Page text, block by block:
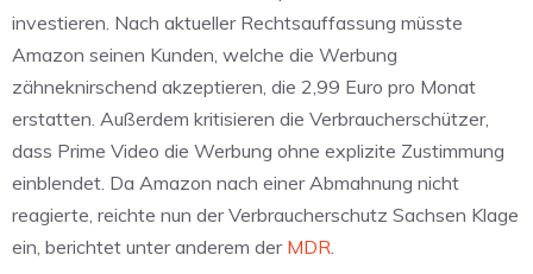
investieren. Nach aktueller Rechtsauffassung müsste
Amazon seinen Kunden, welche die Werbung
zähneknirschend akzeptieren, die 2,99 Euro pro Monat
erstatten. Außerdem kritisieren die Verbraucherschützer,
dass Prime Video die Werbung ohne explizite Zustimmung
einblendet. Da Amazon nach einer Abmahnung nicht
reagierte, reichte nun der Verbraucherschutz Sachsen Klage
ein, berichtet unter anderem der MDR